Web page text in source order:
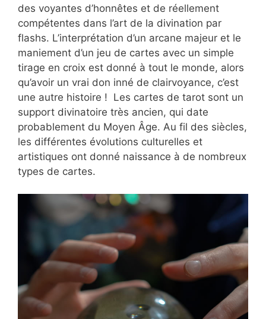
des voyantes d’honnêtes et de réellement
compétentes dans l’art de la divination par
flashs. L’interprétation d’un arcane majeur et le
maniement d’un jeu de cartes avec un simple
tirage en croix est donné à tout le monde, alors
qu’avoir un vrai don inné de clairvoyance, c’est
une autre histoire ! Les cartes de tarot sont un
support divinatoire très ancien, qui date
probablement du Moyen Âge. Au fil des siècles,
les différentes évolutions culturelles et
artistiques ont donné naissance à de nombreux
types de cartes.